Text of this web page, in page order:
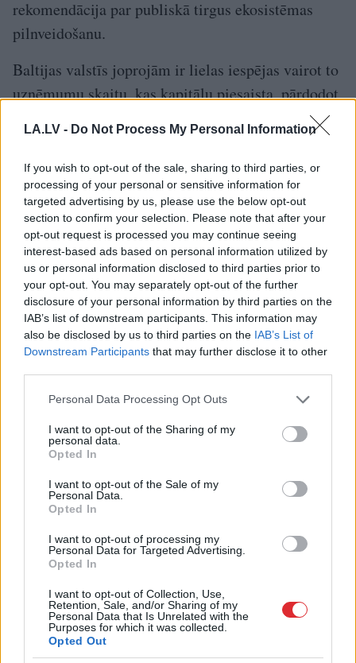
LA.LV - Do Not Process My Personal Information
If you wish to opt-out of the sale, sharing to third parties, or
processing of your personal or sensitive information for
targeted advertising by us, please use the below opt-out
section to confirm your selection. Please note that after your
opt-out request is processed you may continue seeing
interest-based ads based on personal information utilized by
us or personal information disclosed to third parties prior to
your opt-out. You may separately opt-out of the further
disclosure of your personal information by third parties on the
IAB’s list of downstream participants. This information may
also be disclosed by us to third parties on the IAB’s List of
Downstream Participants that may further disclose it to other
Please note that this website/app uses one or more Google
not limited to your visit or usage behaviour. You may click to
grant or deny consent to Google and its third-party tags to
use your data for below specified purposes in below Google
consent section.
Personal Data Processing Opt Outs
I want to opt-out of the Sharing of my
personal data.
Opted In
I want to opt-out of the Sale of my
Personal Data.
Opted In
I want to opt-out of processing my
Personal Data for Targeted Advertising.
Opted In
I want to opt-out of Collection, Use,
Retention, Sale, and/or Sharing of my
Personal Data that Is Unrelated with the
Purposes for which it was collected.
Opted Out
rekomendācija par publiskā tirgus ekosistēmas
pilnveidošanu.
Baltijas valstīs joprojām ir lielas iespējas vairot to
uzņēmumu skaitu, kas kapitālu piesaista, pārdodot
biržā akcijas vai parāda vērtspapīrus. To sekmēs
izveidotais atbalsta instruments MVU vērtspapīru
kotēšanai biržā, kā arī sāktais darbs pie
akseleratora fonda izveides.
Latvijā nesenā periodā ir labi panākumi privātā un
riska kapitāla nozares attīstībā, kas veido labvēlīgu
augsni arī publiskā tirgus attīstībai.
Turklāt Latvijai būtiski ir piedāvātie grozījumi
regulējumā par finanšu instrumentu tirgiem (FITD
II) – tie paplašinātu pētniecības iespējas attiecībā
uz maziem un vidējiem vērtspapīru emitentiem,
proti, vieglāk kļūtu sagatavot analītisko
informāciju par uzņēmumu darbības rezultātiem
un piedāvāt to ieguldītājiem,” uzskata FM
Komunikācijas departamenta direktora vietniece
Lelde Grīnvalde.
Savukārt Latvijas Banka uzskata, ka Latvijas tālākā
rīcība un nepieciešamie darbi Kapitāla tirgus
veidošanā kļūs skaidri tikai rudenī, kad tiks
izveidots KTS Rīcības plāns.
LB atbalsta šo iniciatīvu, uzsverot, ka “ES